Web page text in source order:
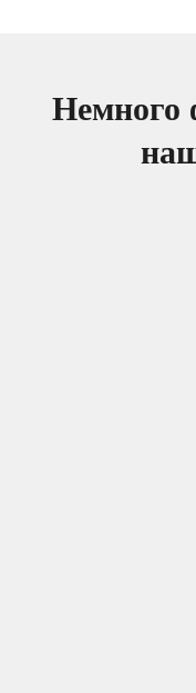
Немного